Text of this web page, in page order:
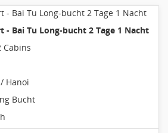
- Bai Tu Long-bucht 2 Tage 1 Nacht
Cabins
Hanoi
Bucht